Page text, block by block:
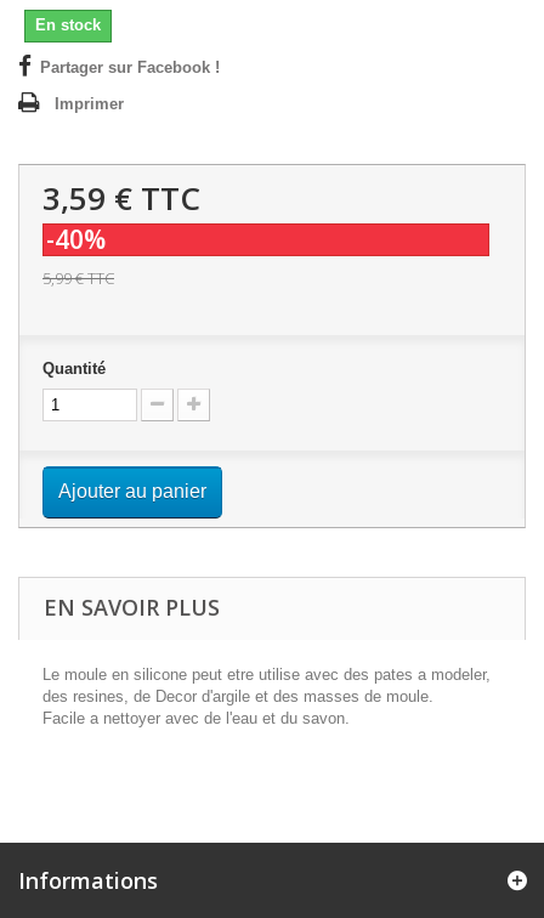
En stock
Partager sur Facebook !
Imprimer
3,59 € TTC
-40%
5,99 €TTC
Quantité
Ajouter au panier
EN SAVOIR PLUS
Le moule en silicone peut etre utilise avec des pates a modeler,
des resines, de Decor d'argile et des masses de moule.
Facile a nettoyer avec de l'eau et du savon.
Informations